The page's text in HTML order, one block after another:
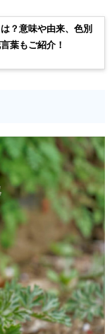
？意味や由来、色別
葉もご紹介！